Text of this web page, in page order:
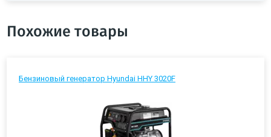
Похожие товары
Бензиновый генератор Hyundai HHY 3020F